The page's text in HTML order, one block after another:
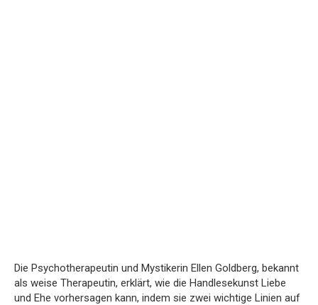
Die Psychotherapeutin und Mystikerin Ellen Goldberg, bekannt
als weise Therapeutin, erklärt, wie die Handlesekunst Liebe
und Ehe vorhersagen kann, indem sie zwei wichtige Linien auf